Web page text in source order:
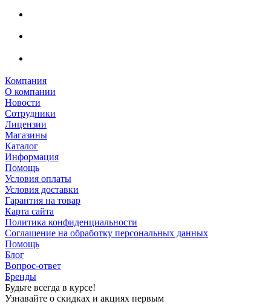
Компания
О компании
Новости
Сотрудники
Лицензии
Магазины
Каталог
Информация
Помощь
Условия оплаты
Условия доставки
Гарантия на товар
Карта сайта
Политика конфиденциальности
Соглашение на обработку персональных данных
Помощь
Блог
Вопрос-ответ
Бренды
Будьте всегда в курсе!
Узнавайте о скидках и акциях первым